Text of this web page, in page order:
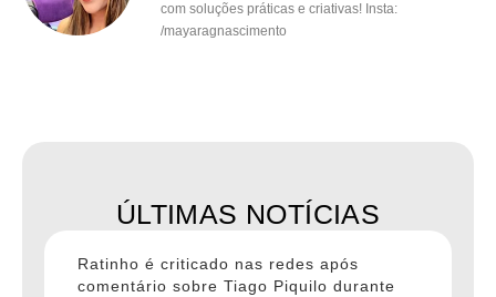
com soluções práticas e criativas! Insta:
/mayaragnascimento
ÚLTIMAS NOTÍCIAS
Ratinho é criticado nas redes após
comentário sobre Tiago Piquilo durante